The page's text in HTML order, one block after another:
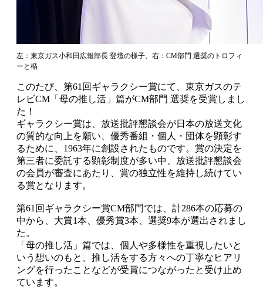
左：東京ガス小和田広報部長 登壇の様子、右：CM部門 選奨のトロフィ
ーと楯
このたび、第61回ギャラクシー賞にて、東京ガスのテ
レビCM「母の推し活」篇がCM部門 選奨を受賞しまし
た！
ギャラクシー賞は、放送批評懇談会が日本の放送文化
の質的な向上を願い、優秀番組・個人・団体を顕彰す
るために、1963年に創設されたものです。賞の決定を
第三者に委託する顕彰制度が多い中、放送批評懇談会
の会員が審査にあたり、賞の独立性を維持し続けてい
る賞となります。
第61回ギャラクシー賞CM部門では、計286本の応募の
中から、大賞1本、優秀賞3本、選奨9本が選出されまし
た。
「母の推し活」篇では、個人や多様性を重視したいと
いう想いのもと、推し活をする方々への丁寧なヒアリ
ングを行ったことなどが受賞につながったと受け止め
ています。